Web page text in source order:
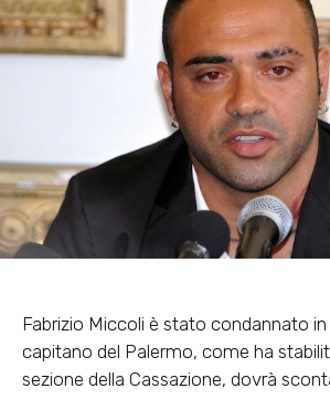
Fabrizio Miccoli è stato condannato in
capitano del Palermo, come ha
sezione della Cassazione, dovrà